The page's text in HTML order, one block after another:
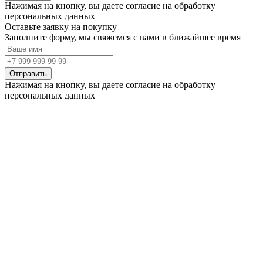
Нажимая на кнопку, вы даете согласие на обработку
персональных данных
Оставьте заявку на покупку
Заполните форму, мы свяжемся с вами в ближайшее время
Отправить
Нажимая на кнопку, вы даете согласие на обработку
персональных данных